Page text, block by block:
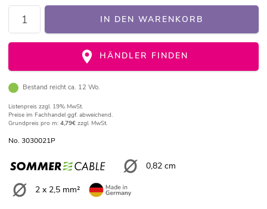
IN DEN WARENKORB
HÄNDLER FINDEN
Bestand reicht ca. 12 Wo.
Listenpreis zzgl. 19% MwSt.
Preise im Fachhandel ggf. abweichend.
Grundpreis pro m: 4,79€ zzgl. MwSt.
No. 3030021P
0,82 cm
2 x 2,5 mm²